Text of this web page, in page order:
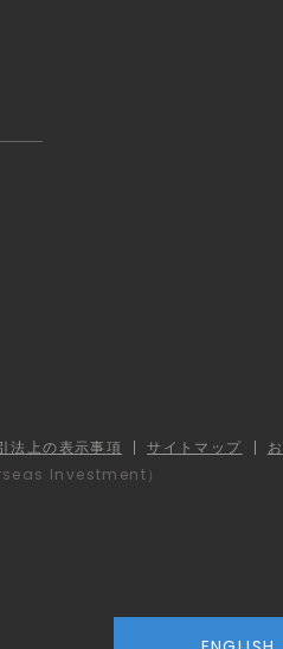
法上の表示事項 サイトマップ
Investment）